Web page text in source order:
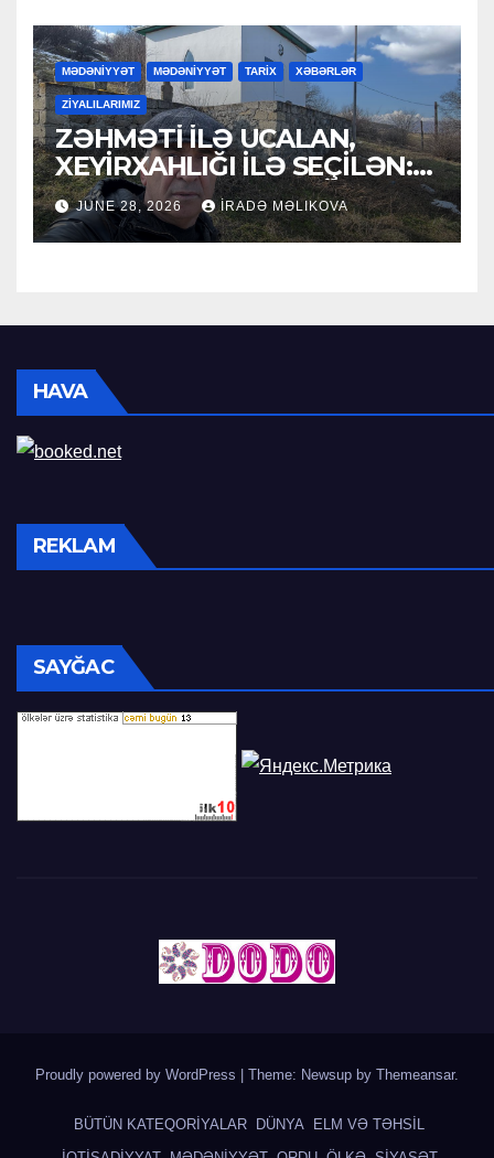
MƏDƏNİYYƏT MƏDƏNİYYƏT TARİX XƏBƏRLƏR
ZİYALILARIMIZ
ZƏHMƏTİ İLƏ UCALAN,
XEYİRXAHLIĞI İLƏ SEÇİLƏN:
HACI RAMAZAN QULİYEV
JUNE 28, 2026 İRADƏ MƏLIKOVA
HAVA
REKLAM
SAYĞAC
Proudly powered by WordPress Theme: Newsup by Themeansar.
BÜTÜN KATEQORİYALAR DÜNYA
ELM VƏ TƏHSİL